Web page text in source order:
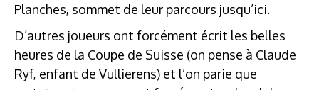
Planches, sommet de leur parcours jusqu’ici.
D’autres joueurs ont forcément écrit les belles
heures de la Coupe de Suisse (on pense à Claude
Ryf, enfant de Vullierens) et l’on parie que